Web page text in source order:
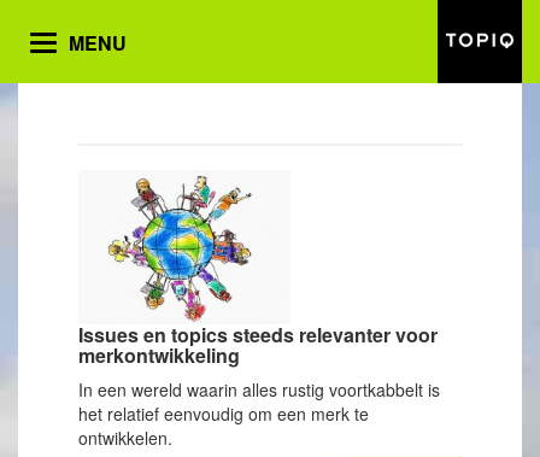
Toggle
MENU
Issues en topics steeds relevanter voor
merkontwikkeling
In een wereld waarin alles rustig voortkabbelt is
het relatief eenvoudig om een merk te
ontwikkelen.